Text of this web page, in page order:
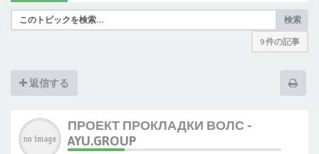
検索
9 件の記事
返信する
ПРОЕКТ ПРОКЛАДКИ ВОЛС -
AYU.GROUP